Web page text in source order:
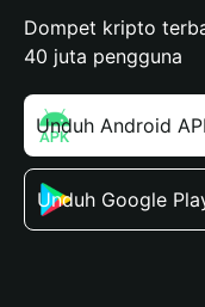
Dompet kripto
40 juta pengguna
Unduh Android
Unduh Google